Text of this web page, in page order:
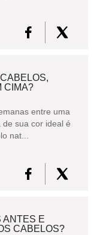
CIMA?
entre uma
sua cor ideal é
nat...
ANTES E
CABELOS?